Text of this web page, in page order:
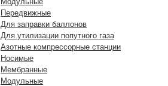
Передвижные
Для заправки баллонов
Для утилизации попутного газа
Азотные компрессорные станции
Носимые
Мембранные
Модульные